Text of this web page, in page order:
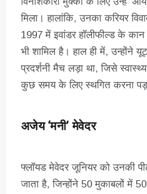
मिला। हालांकि, उनका करियर
1997 में इवांडर हॉलीफील्ड के
भी शामिल है। हाल ही में, उन्होंने
प्रदर्शनी मैच लड़ा था, जिसे
कुछ समय के लिए स्थगित करना
अजेय ‘मनी’ मेवेदर
फ्लॉयड मेवेदर जूनियर को उनकी
जाता है, जिन्होंने 50 मुकाबलों में